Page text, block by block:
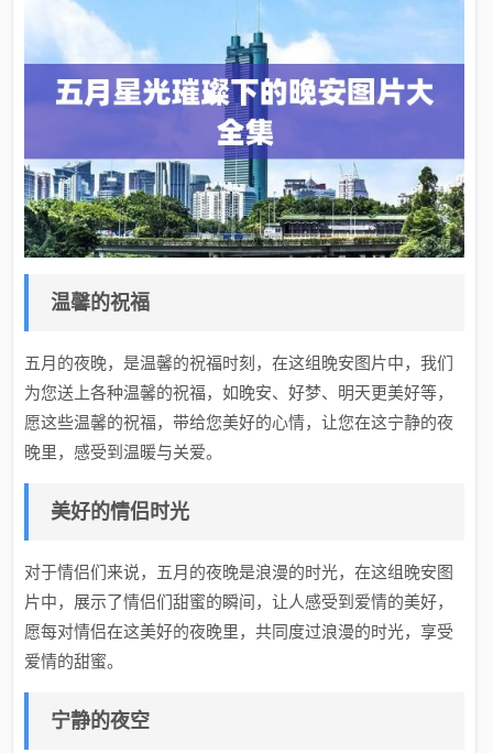
温馨的祝福
五月的夜晚，是温馨的祝福时刻，在这组晚安图片中，我们
为您送上各种温馨的祝福，如晚安、好梦、明天更美好等，
愿这些温馨的祝福，带给您美好的心情，让您在这宁静的夜
晚里，感受到温暖与关爱。
美好的情侣时光
对于情侣们来说，五月的夜晚是浪漫的时光，在这组晚安图
片中，展示了情侣们甜蜜的瞬间，让人感受到爱情的美好，
愿每对情侣在这美好的夜晚里，共同度过浪漫的时光，享受
爱情的甜蜜。
宁静的夜空